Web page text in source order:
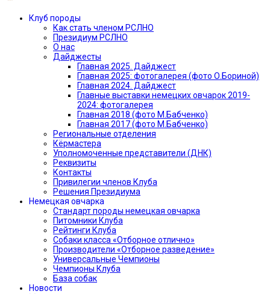
Клуб породы
Как стать членом РСЛНО
Президиум РСЛНО
О нас
Дайджесты
Главная 2025. Дайджест
Главная 2025: фотогалерея (фото О.Бориной)
Главная 2024. Дайджест
Главные выставки немецких овчарок 2019-
2024: фотогалерея
Главная 2018 (фото М.Бабченко)
Главная 2017 (фото М.Бабченко)
Региональные отделения
Кёрмастера
Уполномоченные представители (ДНК)
Реквизиты
Контакты
Привилегии членов Клуба
Решения Президиума
Немецкая овчарка
Стандарт породы немецкая овчарка
Питомники Клуба
Рейтинги Клуба
Собаки класса «Отборное отлично»
Производители «Отборное разведение»
Универсальные Чемпионы
Чемпионы Клуба
База собак
Новости